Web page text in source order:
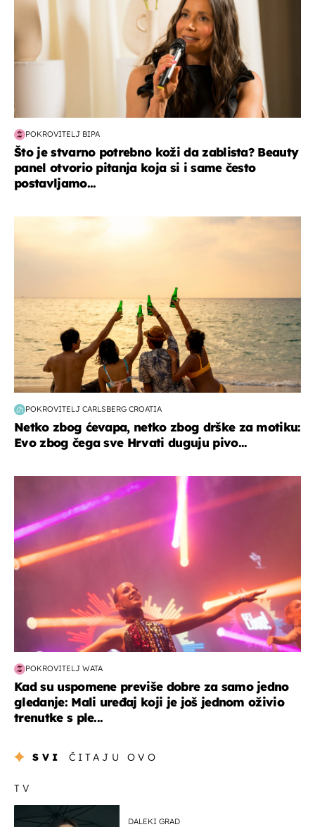
POKROVITELJ BIPA
Što je stvarno potrebno koži da zablista? Beauty
panel otvorio pitanja koja si i same često
postavljamo...
POKROVITELJ CARLSBERG CROATIA
Netko zbog ćevapa, netko zbog drške za motiku:
Evo zbog čega sve Hrvati duguju pivo...
POKROVITELJ WATA
Kad su uspomene previše dobre za samo jedno
gledanje: Mali uređaj koji je još jednom oživio
trenutke s ple...
SVI ČITAJU OVO
TV
DALEKI GRAD